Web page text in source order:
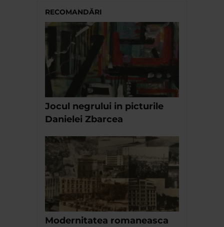
RECOMANDĂRI
Jocul negrului in picturile
Danielei Zbarcea
Modernitatea romaneasca